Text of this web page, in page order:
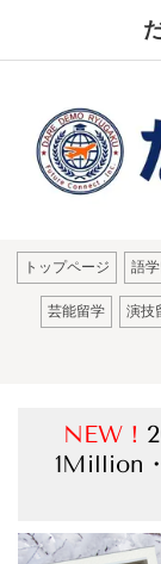
トップページ 語
芸能留学 演技
NEW！
1Million